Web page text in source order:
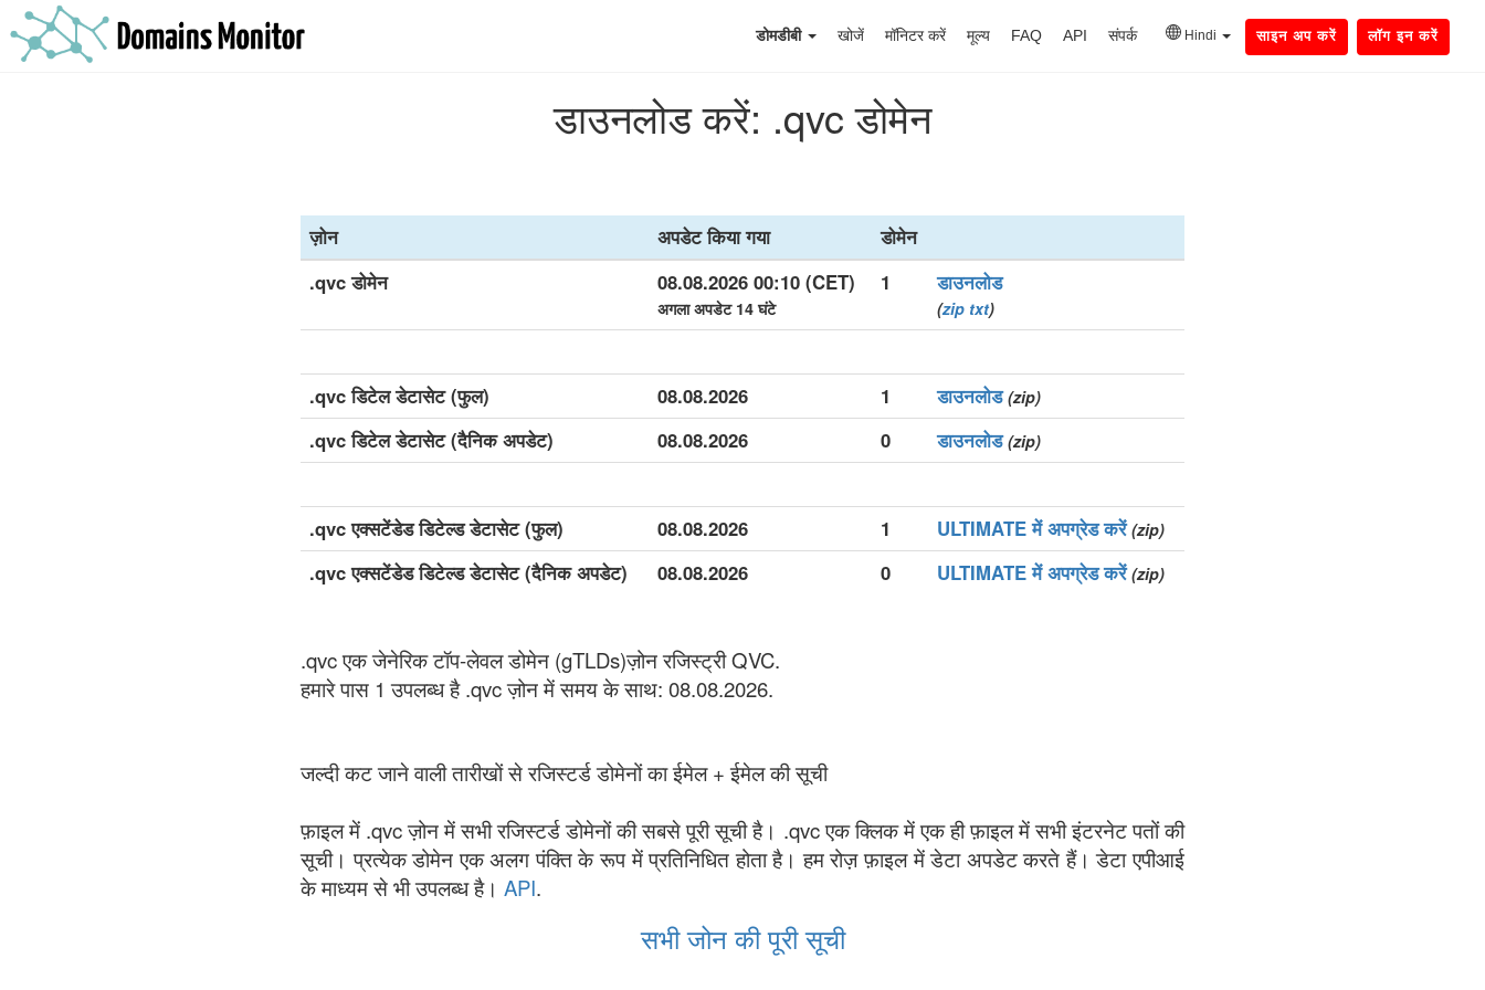
डोमडीबी खोजें मॉनिटर करें मूल्य FAQ API संपर्क Hindi साइन अप करें लॉग इन करें
डाउनलोड करें: .qvc डोमेन
ज़ोन अपडेट किया गया
डोमेन
.qvc डोमेन
08.08.2026 00:10 (CET)
अगला अपडेट 14 घंटे
1 डाउनलोड
(zip txt)
.qvc डिटेल डेटासेट (फुल) 08.08.2026 1 डाउनलोड (zip)
.qvc डिटेल डेटासेट (दैनिक अपडेट) 08.08.2026 0 डाउनलोड (zip)
.qvc एक्सटेंडेड डिटेल्ड डेटासेट (फुल) 08.08.2026 1 ULTIMATE में अपग्रेड करें (zip)
.qvc एक्सटेंडेड डिटेल्ड डेटासेट (दैनिक अपडेट) 08.08.2026 0 ULTIMATE में अपग्रेड करें (zip)
.qvc एक जेनेरिक टॉप-लेवल डोमेन (gTLDs)ज़ोन रजिस्ट्री QVC.
हमारे पास 1 उपलब्ध है .qvc ज़ोन में समय के साथ: 08.08.2026.
जल्दी कट जाने वाली तारीखों से रजिस्टर्ड डोमेनों का ईमेल + ईमेल की सूची
फ़ाइल में .qvc ज़ोन में सभी रजिस्टर्ड डोमेनों की सबसे पूरी सूची है। .qvc एक क्लिक में एक ही फ़ाइल में सभी इंटरनेट पतों की
सूची। प्रत्येक डोमेन एक अलग पंक्ति के रूप में प्रतिनिधित होता है। हम रोज़ फ़ाइल में डेटा अपडेट करते हैं। डेटा एपीआई
के माध्यम से भी उपलब्ध है। API.
सभी जोन की पूरी सूची